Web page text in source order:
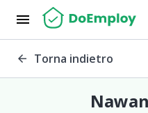
menu
arrow_back Torna indietro